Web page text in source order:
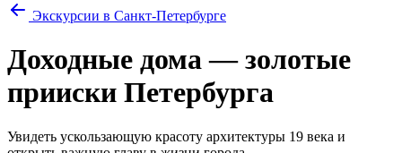
Экскурсии в Санкт-Петербурге
Доходные дома — золотые
прииски Петербурга
Увидеть ускользающую красоту архитектуры 19 века и